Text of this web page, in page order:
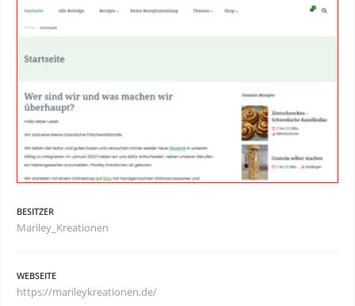
BESITZER
Mariley_Kreationen
WEBSEITE
https://marileykreationen.de/